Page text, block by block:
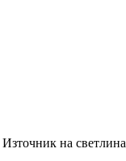
Източник на светлина